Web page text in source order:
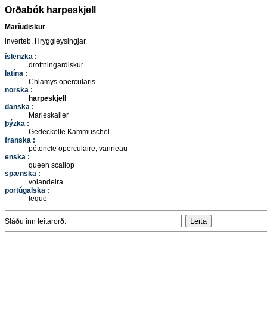
Orðabók harpeskjell
Maríudiskur
inverteb, Hryggleysingjar,
íslenzka :
drottningardiskur
latína :
Chlamys opercularis
norska :
harpeskjell
danska :
Marieskaller
þýzka :
Gedeckelte Kammuschel
franska :
pétoncle operculaire, vanneau
enska :
queen scallop
spænska :
volandeira
portúgalska :
leque
Sláðu inn leitarorð: